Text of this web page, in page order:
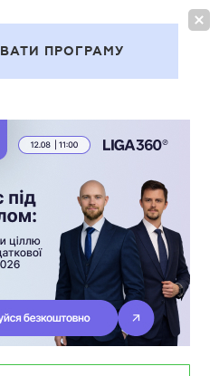
ПРОГРАМУ